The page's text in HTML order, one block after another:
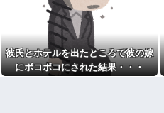
ボットはデタラメで遠隔操作し
てるだけ」
【画像】森高千里(55) 「ミニ
スカートはとてもムリよ若い子
には負けるわ」←ワイらにはブ
ッ刺さりまくってしまうw w w
w w w
彼氏とホテルを出たところで彼の嫁
にボコボコにされた結果・・・